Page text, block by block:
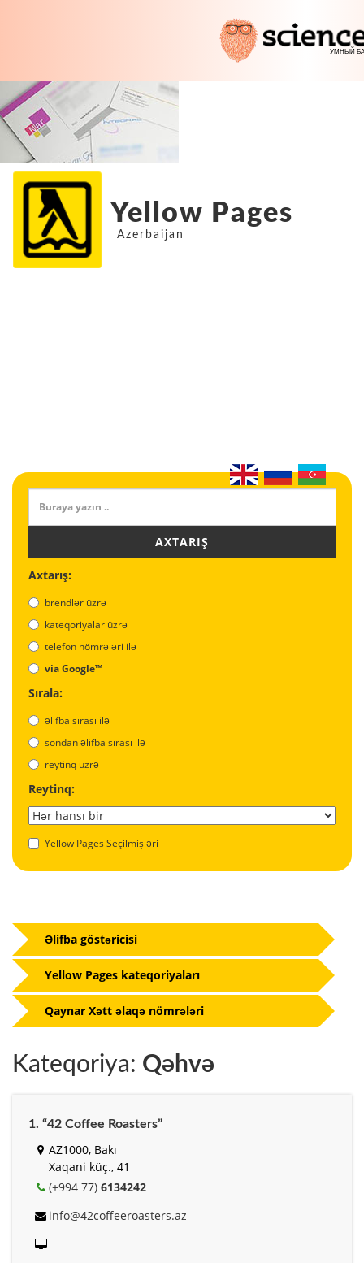
Yellow Pages
Azerbaijan
AXTARIŞ
Axtarış:
brendlər üzrə
kateqoriyalar üzrə
telefon nömrələri ilə
via Google™
Sırala:
əlifba sırası ilə
sondan əlifba sırası ilə
reytinq üzrə
Reytinq:
Yellow Pages Seçilmişləri
Kateqoriya: Qəhvə
1. “42 Coffee Roasters”
AZ1000, Bakı
Xaqani küç., 41
(+994 77) 6134242
info@42coffeeroasters.az
Əlifba göstəricisi
Yellow Pages kateqoriyaları
Qaynar Xətt əlaqə nömrələri